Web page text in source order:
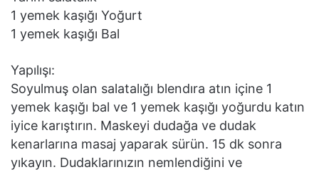
1 yemek kaşığı Yoğurt
1 yemek kaşığı Bal
Yapılışı:
Soyulmuş olan salatalığı blendıra atın içine 1
yemek kaşığı bal ve 1 yemek kaşığı yoğurdu katın
iyice karıştırın. Maskeyi dudağa ve dudak
kenarlarına masaj yaparak sürün. 15 dk sonra
yıkayın. Dudaklarınızın nemlendiğini ve